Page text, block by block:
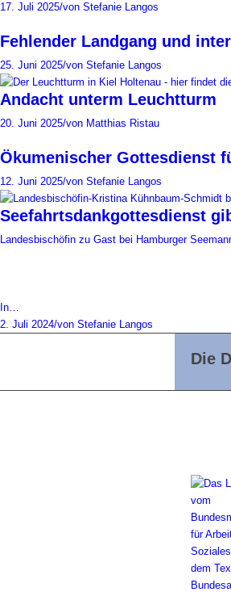
17. Juli 2025/von Stefanie Langos
Fehlender Landgang und
25. Juni 2025/von Stefanie Langos
Andacht unterm Leuchtturm
20. Juni 2025/von Matthias Ristau
Ökumenischer Gottesdienst
12. Juni 2025/von Stefanie Langos
Seefahrtsdankgottesdienst
Landesbischöfin zu Gast bei Hamburger
In…
2. Juli 2024/von Stefanie Langos
Die